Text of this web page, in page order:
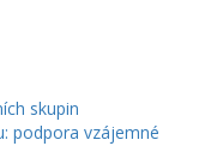
skupin
podpora vzájemné